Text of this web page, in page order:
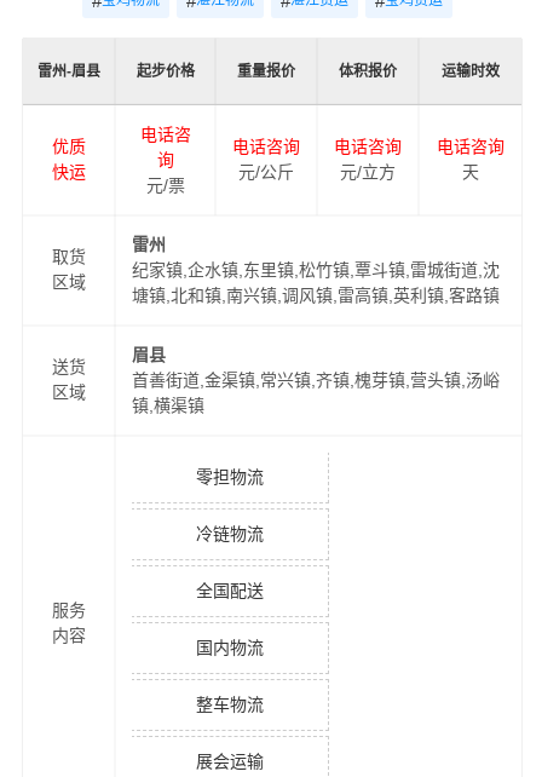
雷州-眉县 起步价格 重量报价 体积报价 运输时效
优质
快运
电话咨
询
元/票
电话咨询
元/公斤
电话咨询
元/立方
电话咨询
天
取货
区域
雷州
纪家镇,企水镇,东里镇,松竹镇,覃斗镇,雷城街道,沈
塘镇,北和镇,南兴镇,调风镇,雷高镇,英利镇,客路镇
送货
区域
眉县
首善街道,金渠镇,常兴镇,齐镇,槐芽镇,营头镇,汤峪
镇,横渠镇
服务
内容
零担物流
冷链物流
全国配送
国内物流
整车物流
展会运输